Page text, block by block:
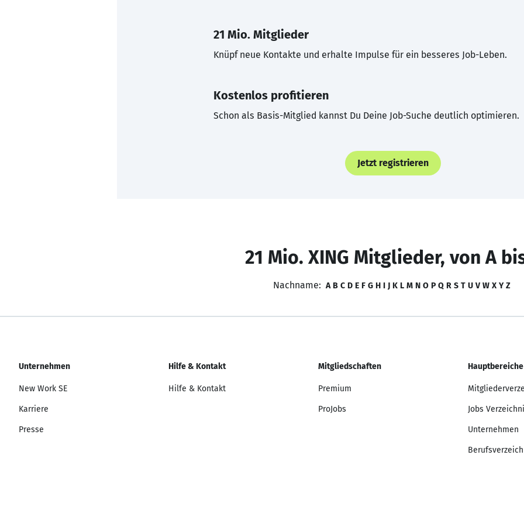
21 Mio. Mitglieder
Knüpf neue Kontakte und erhalte Impulse für ein besseres Job-Leben.
Kostenlos profitieren
Schon als Basis-Mitglied kannst Du Deine Job-Suche deutlich optimieren.
Jetzt registrieren
21 Mio. XING Mitglieder, von A
Nachname: A B C D E F G H I J K L M N O P Q R S T U V W X Y Z
Unternehmen
New Work SE
Karriere
Presse
Hilfe & Kontakt
Hilfe & Kontakt
Mitgliedschaften
Premium
ProJobs
Hauptbereiche
Jobs
Unternehmen